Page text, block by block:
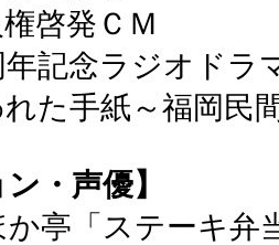
啓発ＣＭ
記念ラジオドラ
手紙～福岡民間
・声優】
亭「ステーキ弁